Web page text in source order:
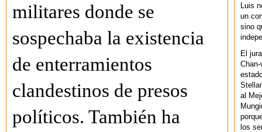
militares donde se
sospechaba la existencia
de enterramientos
clandestinos de presos
políticos. También ha
Luis
un
sino
El
al
los